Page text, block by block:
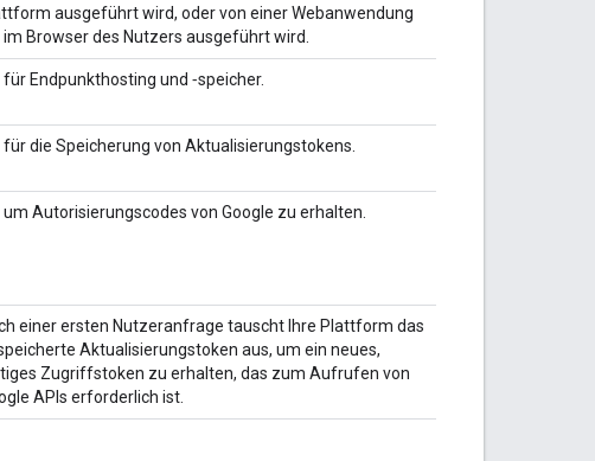
ausgeführt wird, oder von einer Webanwendung
im Browser des Nutzers ausgeführt wird.
für Endpunkthosting und ‑speicher.
für die Speicherung von Aktualisierungstokens.
um Autorisierungscodes von Google zu erhalten.
einer ersten Nutzeranfrage tauscht Ihre Plattform das
Aktualisierungstoken aus, um ein neues,
Zugriffstoken zu erhalten, das zum Aufrufen von
APIs erforderlich ist.